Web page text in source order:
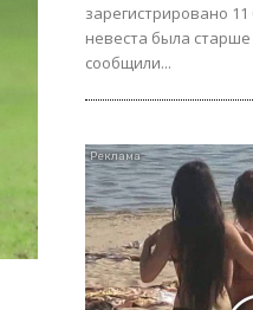
зарегистрировано
невеста была
сообщили...